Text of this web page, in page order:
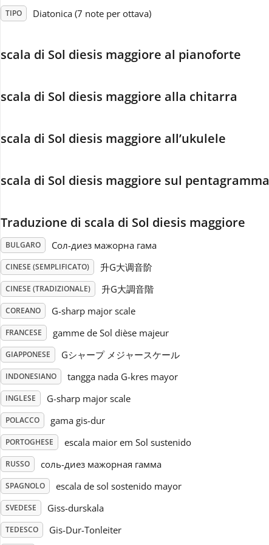
TIPO Diatonica (7 note per ottava)
scala di Sol diesis maggiore al pianoforte
scala di Sol diesis maggiore alla chitarra
scala di Sol diesis maggiore all’ukulele
scala di Sol diesis maggiore sul pentagramma
Traduzione di scala di Sol diesis maggiore
BULGARO Сол-диез мажорна гама
CINESE (SEMPLIFICATO) 升G大调音阶
CINESE (TRADIZIONALE) 升G大調音階
COREANO G-sharp major scale
FRANCESE gamme de Sol dièse majeur
GIAPPONESE Gシャープ メジャースケール
INDONESIANO tangga nada G-kres mayor
INGLESE G-sharp major scale
POLACCO gama gis-dur
PORTOGHESE escala maior em Sol sustenido
RUSSO соль-диез мажорная гамма
SPAGNOLO escala de sol sostenido mayor
SVEDESE Giss-durskala
TEDESCO Gis-Dur-Tonleiter